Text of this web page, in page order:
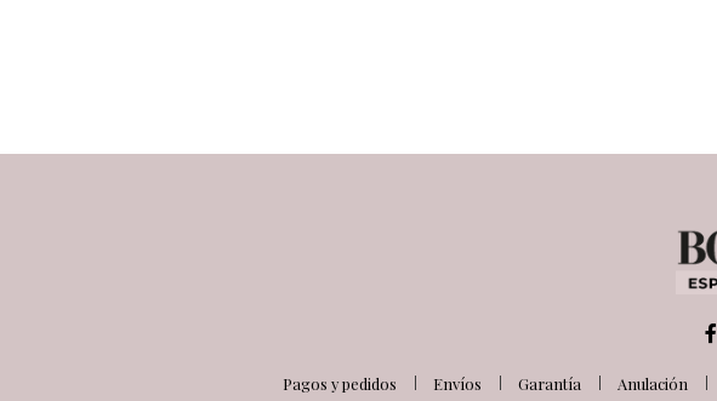
Pagos y pedidos Envíos Garantía Anulación